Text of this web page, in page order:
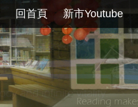
回首頁 新市Youtube